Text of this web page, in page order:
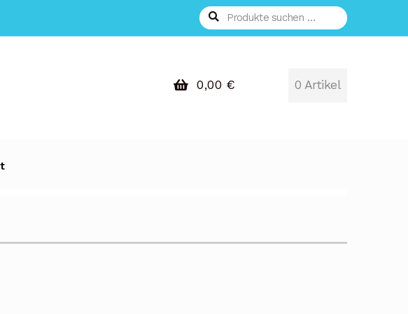
Suchen
nach:
Suchen
0,00 € 0 Artikel